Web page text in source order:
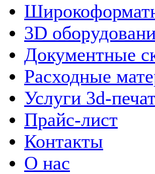
3D
Документные
Расходные
Услуги 3d-
Прайс-лист
Контакты
О нас